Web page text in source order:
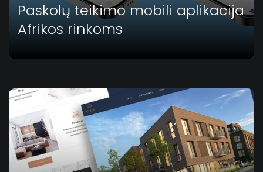
Paskolų teikimo mobili aplikacija
Afrikos rinkoms